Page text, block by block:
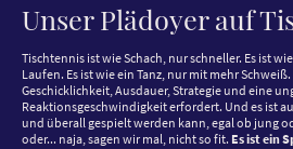
Unser Plädoyer auf
Tischtennis ist wie Schach, nur schneller. Es ist
Laufen. Es ist wie ein Tanz, nur mit mehr
Geschicklichkeit, Ausdauer, Strategie und eine
Reaktionsgeschwindigkeit erfordert. Und es ist
und überall gespielt werden kann, egal ob jung
oder... naja, sagen wir mal, nicht so fit. Es ist ein